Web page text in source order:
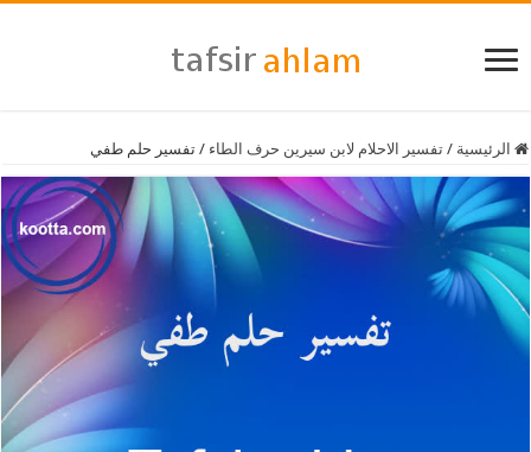
الرئيسية / تفسير الاحلام لابن سيرين حرف الطاء / تفسير حلم طفي